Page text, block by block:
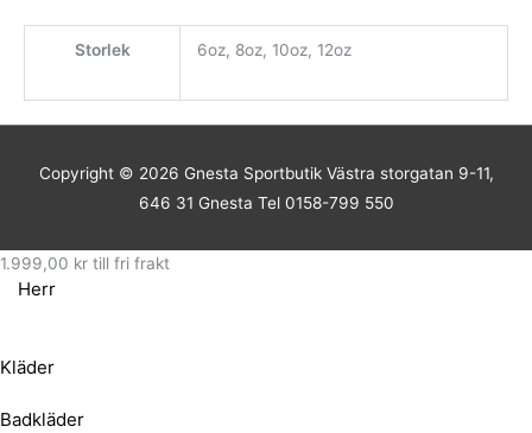
Storlek 6oz, 8oz, 10oz, 12oz
Copyright © 2026 Gnesta SportbutikVästra storgatan 9-11,
646 31 Gnesta Tel 0158-799 550
1.999,00 kr till fri frakt
Herr
Kläder
Badkläder